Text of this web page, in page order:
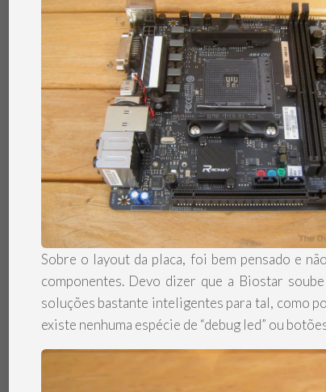
Sobre o layout da placa, foi bem pensado e
componentes. Devo dizer que a Biostar
soluções bastante inteligentes para tal, como
existe nenhuma espécie de “debug led” ou